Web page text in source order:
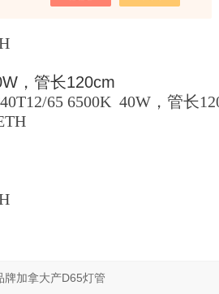
，管长120cm
65 6500K 40W，管长